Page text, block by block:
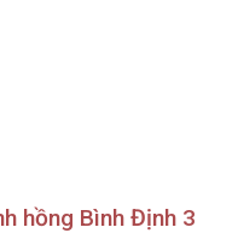
hồng Bình Định 3